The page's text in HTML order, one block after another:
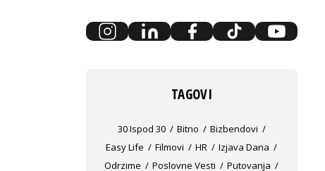
TAGOVI
30 Ispod 30 Bitno
Bizbendovi
Easy Life
Filmovi HR
Izjava Dana
Odrzime
Poslovne Vesti
Putovanja